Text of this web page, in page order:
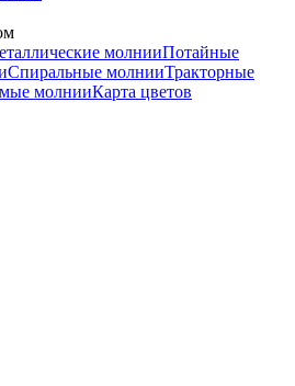
молнииПотайные
Спиральные молнииТракторные
молнииКарта цветов